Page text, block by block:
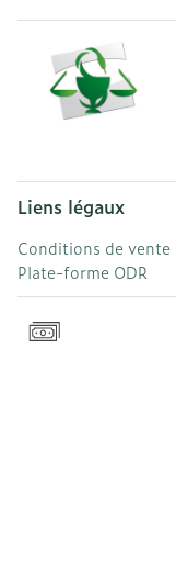
Liens légaux
Conditions de vente
Plate-forme ODR